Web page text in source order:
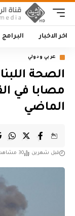
اخر الاخبار البرامج
عربي ودولي
مصابا في
الماضي
قبل شهرين 30 مشاهدات